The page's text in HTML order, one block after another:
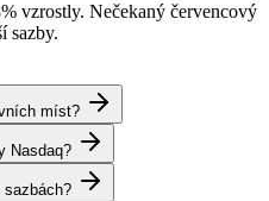
vzrostly. Nečekaný červencový
sazby.
míst?
Nasdaq?
sazbách?